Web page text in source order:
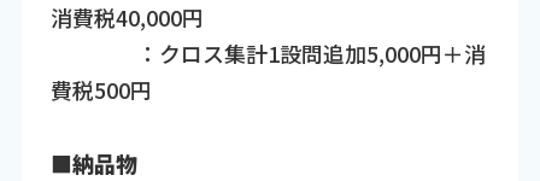
消費税40,000円
：クロス集計1設問追加5,000円＋消
費税500円
■納品物